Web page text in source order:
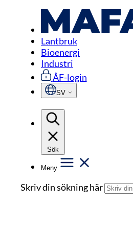
Lantbruk
Bioenergi
Industri
ÅF-login
SV
Sök
Meny
Skriv din sökning här
Bioenergi /Suglåda /